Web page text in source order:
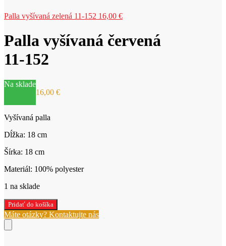
Palla vyšívaná zelená 11-152 16,00 €
Palla vyšívaná červená
11-152
Na sklade
16,00 €
Vyšívaná palla
Dĺžka: 18 cm
Šírka: 18 cm
Materiál: 100% polyester
1 na sklade
množstvo
Palla
vyšívaná
červená
Pridať do košíka
Máte otázky? Kontaktujte nás